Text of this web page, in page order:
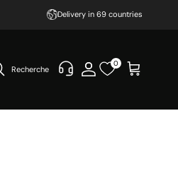
Delivery in 69 countries
Recherche
0